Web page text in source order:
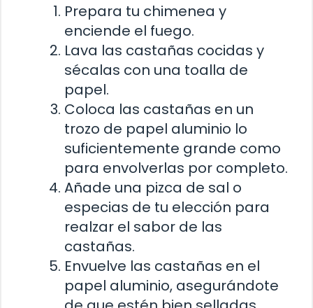
Prepara tu chimenea y
enciende el fuego.
Lava las castañas cocidas y
sécalas con una toalla de
papel.
Coloca las castañas en un
trozo de papel aluminio lo
suficientemente grande como
para envolverlas por completo.
Añade una pizca de sal o
especias de tu elección para
realzar el sabor de las
castañas.
Envuelve las castañas en el
papel aluminio, asegurándote